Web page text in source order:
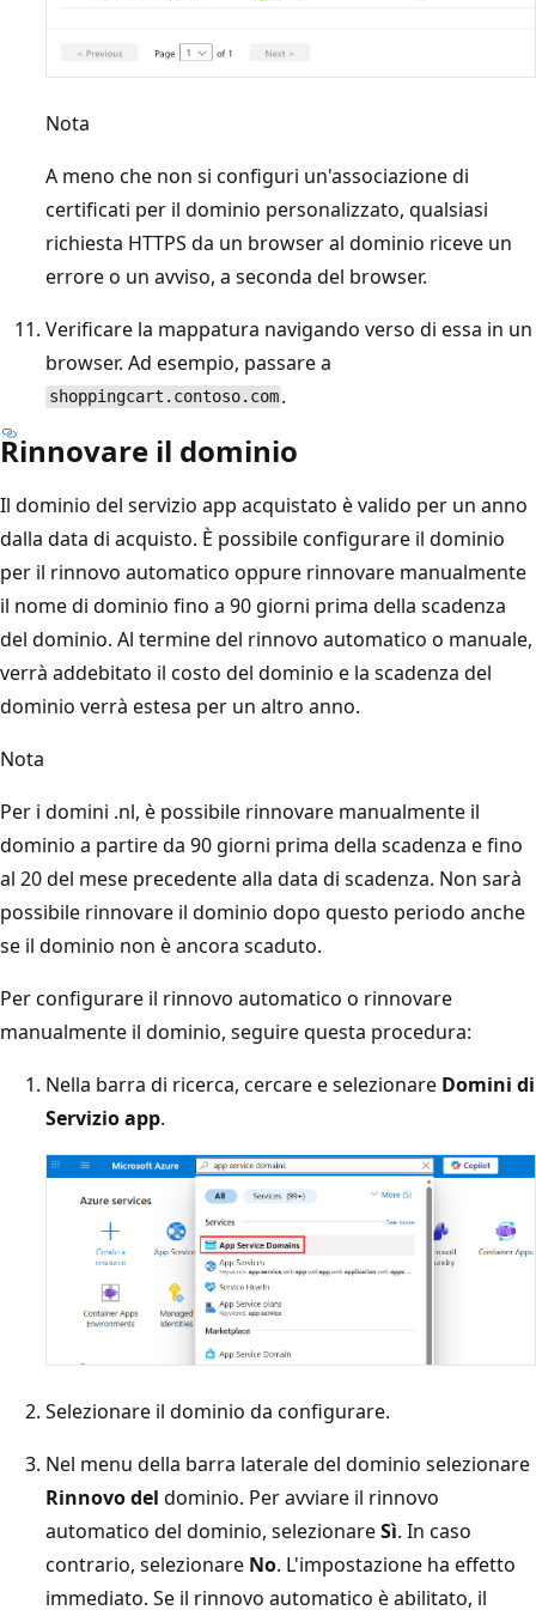
Nota
A meno che non si configuri un'associazione di
certificati per il dominio personalizzato, qualsiasi
richiesta HTTPS da un browser al dominio riceve un
errore o un avviso, a seconda del browser.
Verificare la mappatura navigando verso di essa in un
browser. Ad esempio, passare a
shoppingcart.contoso.com .
Rinnovare il dominio
Il dominio del servizio app acquistato è valido per un anno
dalla data di acquisto. È possibile configurare il dominio
per il rinnovo automatico oppure rinnovare manualmente
il nome di dominio fino a 90 giorni prima della scadenza
del dominio. Al termine del rinnovo automatico o manuale,
verrà addebitato il costo del dominio e la scadenza del
dominio verrà estesa per un altro anno.
Nota
Per i domini .nl, è possibile rinnovare manualmente il
dominio a partire da 90 giorni prima della scadenza e fino
al 20 del mese precedente alla data di scadenza. Non sarà
possibile rinnovare il dominio dopo questo periodo anche
se il dominio non è ancora scaduto.
Per configurare il rinnovo automatico o rinnovare
manualmente il dominio, seguire questa procedura:
Nella barra di ricerca, cercare e selezionare Domini di
Servizio app.
Selezionare il dominio da configurare.
Nel menu della barra laterale del dominio selezionare
Rinnovo del dominio. Per avviare il rinnovo
automatico del dominio, selezionareSì. In caso
contrario, selezionare No. L'impostazione ha effetto
immediato. Se il rinnovo automatico è abilitato, il